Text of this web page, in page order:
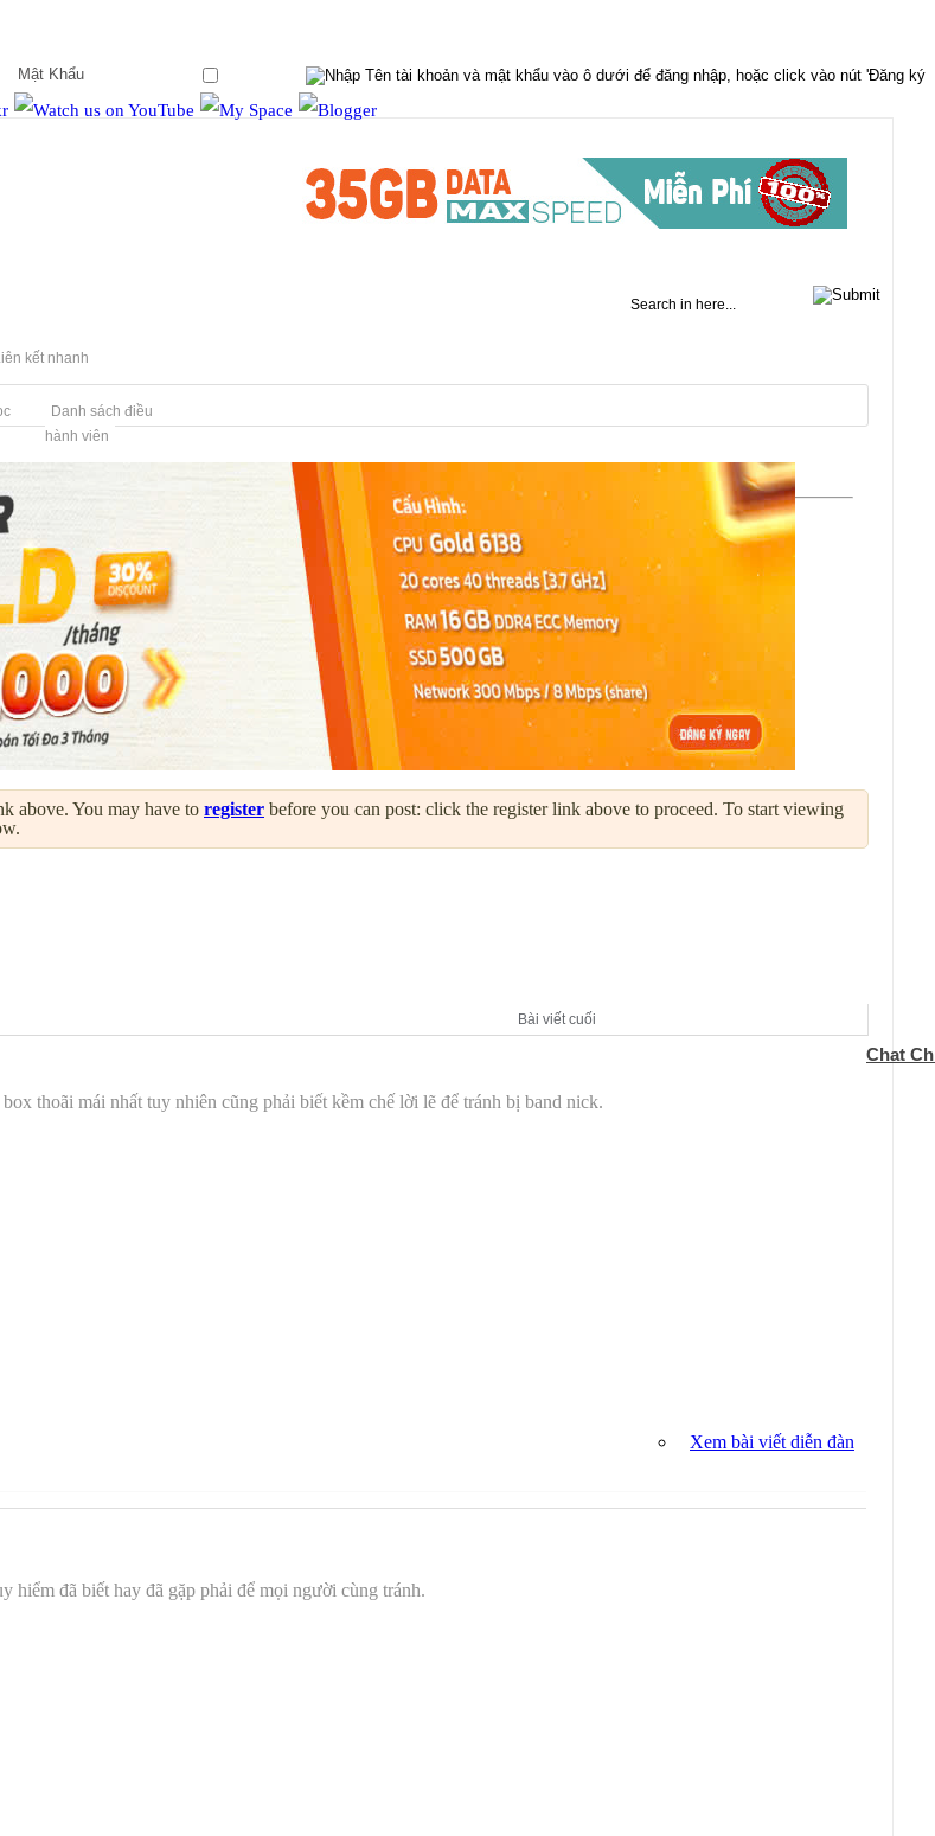
kết nhanh
Danh sách điều
hành viên
above. You may have to register before you can post: click the register link above to proceed. To start viewing
Bài viết cuối
Chat
thoãi mái nhất tuy nhiên cũng phải biết kềm chế lời lẽ để tránh bị band nick.
Xem bài viết diễn đàn
đã biết hay đã gặp phải để mọi người cùng tránh.